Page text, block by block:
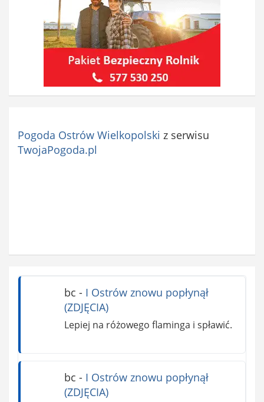
Pogoda Ostrów Wielkopolski z serwisu
TwojaPogoda.pl
bc - I Ostrów znowu popłynął
(ZDJĘCIA)
Lepiej na różowego flaminga i spławić.
bc - I Ostrów znowu popłynął
(ZDJĘCIA)